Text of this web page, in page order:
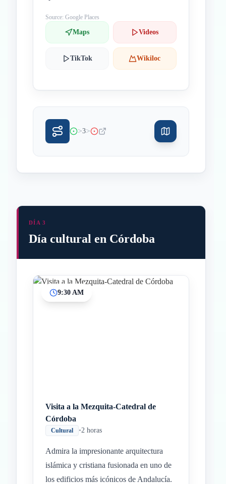
Source: Google Places
Maps Videos
TikTok Wikiloc
>3>
DÍA 3
Día cultural en Córdoba
9:30 AM
Visita a la Mezquita-Catedral de
Córdoba
Cultural •2 horas
Admira la impresionante arquitectura
islámica y cristiana fusionada en uno de
los edificios más icónicos de Andalucía.